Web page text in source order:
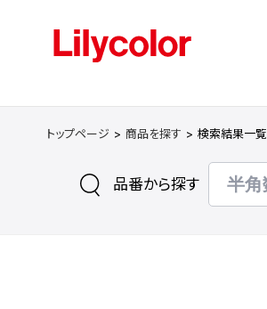
トップページ 商品を探す 検索結果一覧
品番から探す